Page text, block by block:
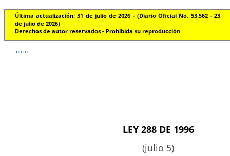
Última actualización: 31 de julio de 2026 - (Diario Oficial No. 53.562 - 23
de julio de 2026)
Derechos de autor reservados - Prohibida su reproducción
Inicio
LEY 288 DE 1996
(julio 5)